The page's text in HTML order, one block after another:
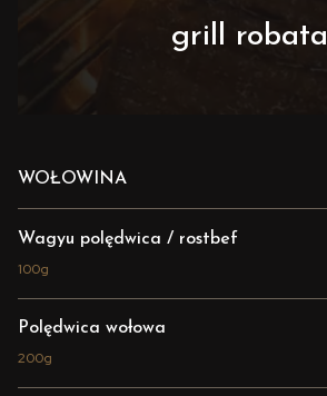
grill robata
WOŁOWINA
Wagyu polędwica / rostbef
100g
Polędwica wołowa
200g